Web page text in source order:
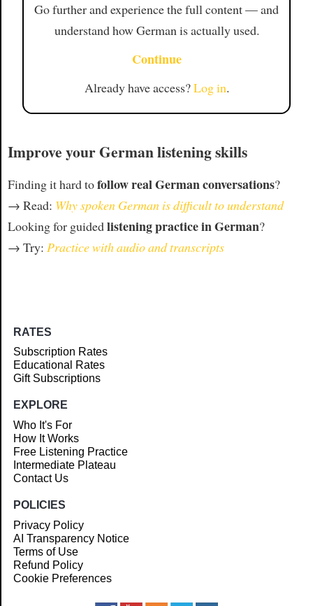
Go further and experience the full content — and
understand how German is actually used.
Continue
Already have access?Log in.
Improve your German listening skills
Finding it hard tofollow real German conversations?
→ Read: Why spoken German is difficult to understand
Looking for guidedlistening practice in German?
→ Try: Practice with audio and transcripts
RATES
Subscription Rates
Educational Rates
Gift Subscriptions
EXPLORE
Who It's For
How It Works
Free Listening Practice
Intermediate Plateau
Contact Us
POLICIES
Privacy Policy
AI Transparency Notice
Terms of Use
Refund Policy
Cookie Preferences